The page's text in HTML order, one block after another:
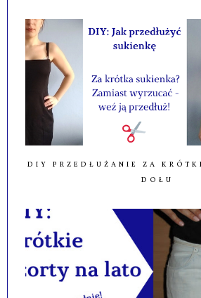
DIY PRZEDŁUŻANIE ZA
DOŁU